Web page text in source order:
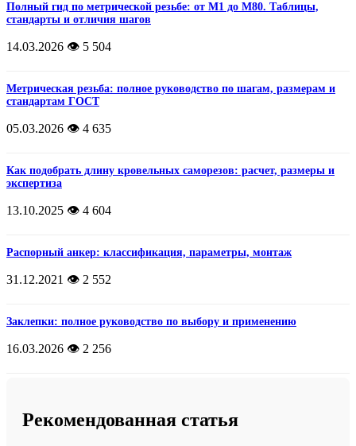
Полный гид по метрической резьбе: от М1 до М80. Таблицы,
стандарты и отличия шагов
14.03.2026 👁️ 5 504
Метрическая резьба: полное руководство по шагам, размерам и
стандартам ГОСТ
05.03.2026 👁️ 4 635
Как подобрать длину кровельных саморезов: расчет, размеры и
экспертиза
13.10.2025 👁️ 4 604
Распорный анкер: классификация, параметры, монтаж
31.12.2021 👁️ 2 552
Заклепки: полное руководство по выбору и применению
16.03.2026 👁️ 2 256
Рекомендованная статья